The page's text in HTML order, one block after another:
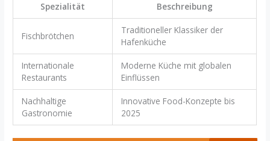
Spezialität Beschreibung
Fischbrötchen
Traditioneller Klassiker der
Hafenküche
Internationale
Restaurants
Moderne Küche mit globalen
Einflüssen
Nachhaltige
Gastronomie
Innovative Food-Konzepte bis
2025